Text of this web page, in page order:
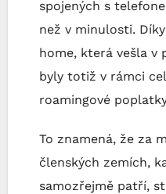
spojených s
než v minulosti.
home, která vešla v
byly totiž v rámci
roamingové
To znamená, že za
členských zemích,
samozřejmě patří,